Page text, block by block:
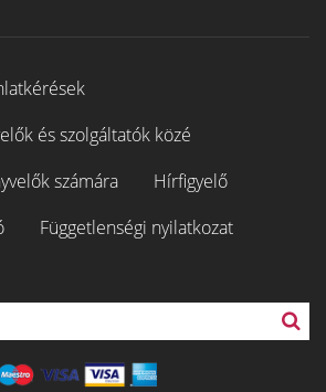
és szolgáltatók közé
számára
Hírfigyelő
Függetlenségi nyilatkozat